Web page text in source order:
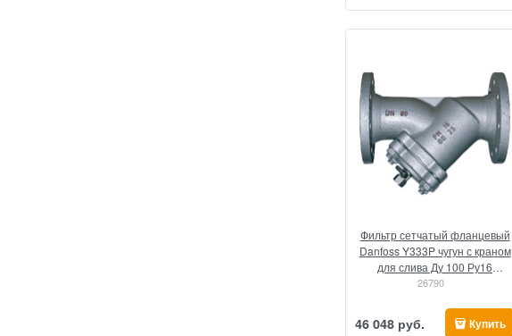
Фильтр сетчатый фланцевый
Danfoss Y333P чугун с краном
для слива Ду 100 Ру16
(149B3284)
26790
46 048 руб. Купить